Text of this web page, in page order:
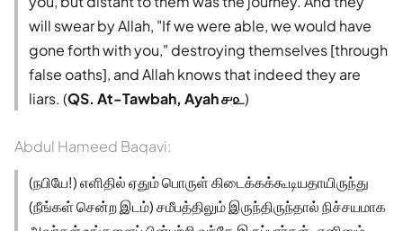
will swear by Allah, "If we were able, we would have
gone forth with you," destroying themselves [through
false oaths], and Allah knows that indeed they are
liars. (QS. At-Tawbah, Ayah ௪௨)
Abdul Hameed Baqavi:
(நபியே!) எளிதில் ஏதும் பொருள் கிடைக்கக்கூடியதாயிருந்து
(நீங்கள் சென்ற இடம்) சமீபத்திலும் இருந்திருந்தால் நிச்சயமாக